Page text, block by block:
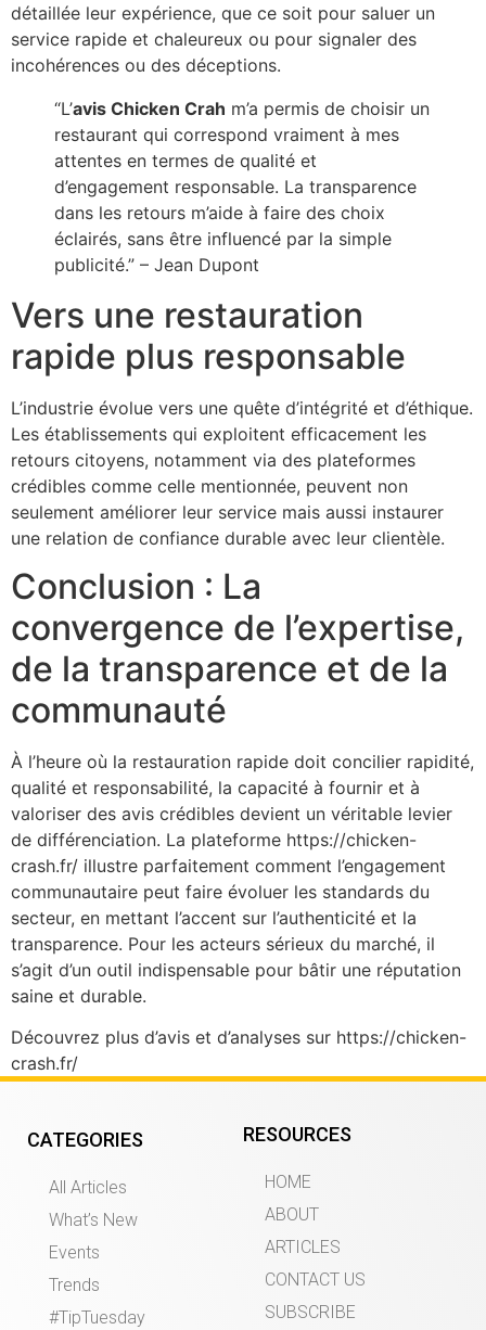
détaillée leur expérience, que ce soit pour saluer un
service rapide et chaleureux ou pour signaler des
incohérences ou des déceptions.
“L’avis Chicken Crah m’a permis de choisir un
restaurant qui correspond vraiment à mes
attentes en termes de qualité et
d’engagement responsable. La transparence
dans les retours m’aide à faire des choix
éclairés, sans être influencé par la simple
publicité.” – Jean Dupont
Vers une restauration
rapide plus responsable
L’industrie évolue vers une quête d’intégrité et d’éthique.
Les établissements qui exploitent efficacement les
retours citoyens, notamment via des plateformes
crédibles comme celle mentionnée, peuvent non
seulement améliorer leur service mais aussi instaurer
une relation de confiance durable avec leur clientèle.
Conclusion : La
convergence de l’expertise,
de la transparence et de la
communauté
À l’heure où la restauration rapide doit concilier rapidité,
qualité et responsabilité, la capacité à fournir et à
valoriser des avis crédibles devient un véritable levier
de différenciation. La plateforme https://chicken-
crash.fr/ illustre parfaitement comment l’engagement
communautaire peut faire évoluer les standards du
secteur, en mettant l’accent sur l’authenticité et la
transparence. Pour les acteurs sérieux du marché, il
s’agit d’un outil indispensable pour bâtir une réputation
saine et durable.
Découvrez plus d’avis et d’analyses sur https://chicken-
crash.fr/
CATEGORIES
All Articles
What’s New
Events
Trends
#TipTuesday
RESOURCES
HOME
ABOUT
ARTICLES
CONTACT US
SUBSCRIBE